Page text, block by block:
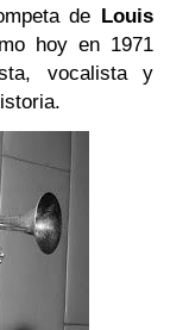
de Louis
hoy en 1971
vocalista y